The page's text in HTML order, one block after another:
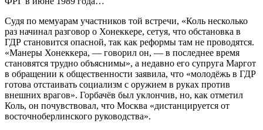
Судя по мемуарам участников той встречи, «Коль несколько
раз начинал разговор о Хонеккере, сетуя, что обстановка в
ГДР становится опасной, так как реформы там не проводятся.
«Манеры Хонеккера, — говорил он, — в последнее время
становятся трудно объяснимы», а недавно его супруга Маргот
в обращении к общественности заявила, что «молодёжь в ГДР
готова отстаивать социализм с оружием в руках против
внешних врагов». Горбачёв был уклончив, но, как отметил
Коль, он почувствовал, что Москва «дистанцируется от
восточноберлинского руководства».